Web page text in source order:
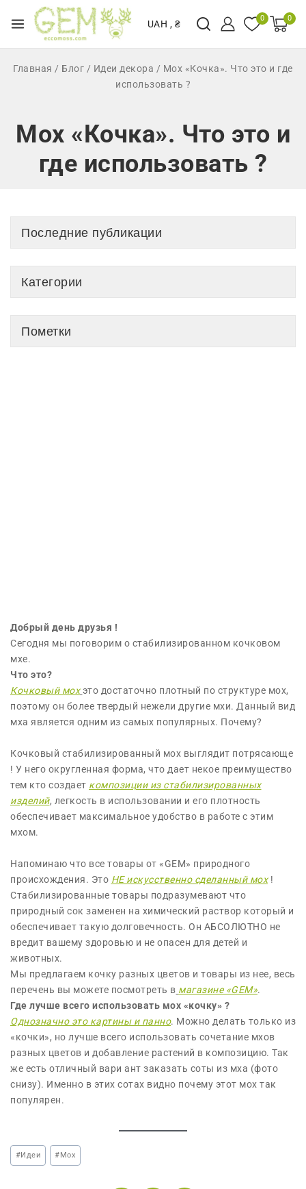
UAH , ₴
0 0
Главная / Блог / Идеи декора / Мох «Кочка». Что это и где
использовать ?
Мох «Кочка». Что это и
где использовать ?
Добрый день друзья !
Сегодня мы поговорим о стабилизированном кочковом
мхе.
Что это?
Кочковый мох это достаточно плотный по структуре мох,
поэтому он более твердый нежели другие мхи. Данный вид
мха является одним из самых популярных. Почему?
Кочковый стабилизированный мох выглядит потрясающе
! У него округленная форма, что дает некое преимущество
тем кто создает композиции из стабилизированных
изделий, легкость в использовании и его плотность
обеспечивает максимальное удобство в работе с этим
мхом.
Напоминаю что все товары от «GEM» природного
происхождения. Это НЕ искусственно сделанный мох!
Стабилизированные товары подразумевают что
природный сок заменен на химический раствор который и
обеспечивает такую долговечность. Он АБСОЛЮТНО не
вредит вашему здоровью и не опасен для детей и
животных.
Мы предлагаем кочку разных цветов и товары из нее, весь
перечень вы можете посмотреть в магазине «GEM».
Где лучше всего использовать мох «кочку» ?
Однозначно это картины и панно. Можно делать только из
«кочки», но лучше всего использовать сочетание мхов
разных цветов и добавление растений в композицию. Так
же есть отличный вари ант заказать соты из мха (фото
снизу). Именно в этих сотах видно почему этот мох так
популярен.
#Идеи # Мох
Последние публикации
Категории
Пометки